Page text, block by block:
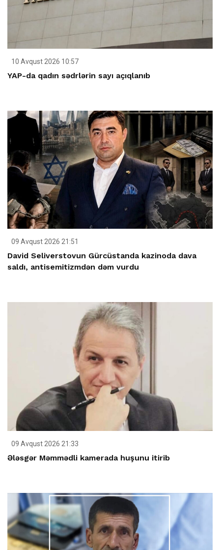
10 Avqust 2026 10:57
YAP-da qadın sədrlərin sayı açıqlanıb
09 Avqust 2026 21:51
David Seliverstovun Gürcüstanda kazinoda dava
saldı, antisemitizmdən dəm vurdu
09 Avqust 2026 21:33
Ələsgər Məmmədli kamerada huşunu itirib